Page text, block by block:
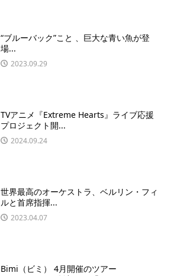
“ブルーバック”こと 、巨大な青い魚が登
場...
2023.09.29
TVアニメ『Extreme Hearts』ライブ応援
プロジェクト開...
2024.09.24
世界最高のオーケストラ、ベルリン・フィ
ルと首席指揮...
2023.04.07
Bimi（ビミ） 4月開催のツアー